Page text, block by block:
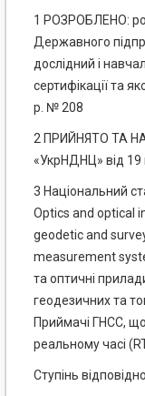
1 РОЗРОБЛЕНО:
Державного
дослідний і
сертифікації та
р. № 208
2 ПРИЙНЯТО ТА
«УкрНДНЦ» від 19
3 Національний
Optics and optical
geodetic and
measurement
та оптичні
геодезичних та
Приймачі ГНСС,
реальному часі
Ступінь